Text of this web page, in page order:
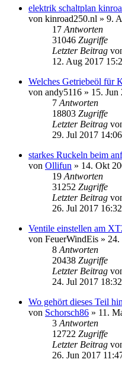
elektrik schaltplan
von kinroad250.nl » 9.
17 Antworten
31046 Zugriffe
Letzter Beitrag
12. Aug 2017
Welches Getriebeöl für
von andy5116 » 15. Jun
7 Antworten
18803 Zugriffe
Letzter Beitrag
29. Jul 2017 14:06
starkes Ruckeln beim
von Ollifun » 14. Okt
19 Antworten
31252 Zugriffe
Letzter Beitrag
26. Jul 2017 16:32
Ventile einstellen am
von FeuerWindEis » 24.
8 Antworten
20438 Zugriffe
Letzter Beitrag
24. Jul 2017 18:32
Wo gehört dieses Teil
von Schorsch86 » 11.
3 Antworten
12722 Zugriffe
Letzter Beitrag
26. Jun 2017